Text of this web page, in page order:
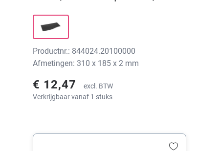
Productnr.: 844024.20100000
Afmetingen: 310 x 185 x 2 mm
€ 12,47
excl. BTW
Verkrijgbaar vanaf 1 stuks